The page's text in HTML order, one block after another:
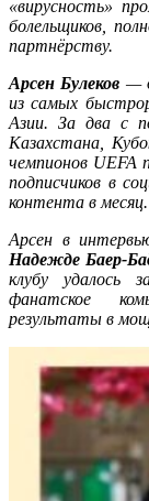
«вирусность»
болельщиков,
партнёрству.
Арсен Булеков —
из самых
Азии. За два с
Казахстана,
чемпионов UEFA
подписчиков в
контента в месяц.
Арсен в
Надежде Баер-
клубу удалось
фанатское
результаты в